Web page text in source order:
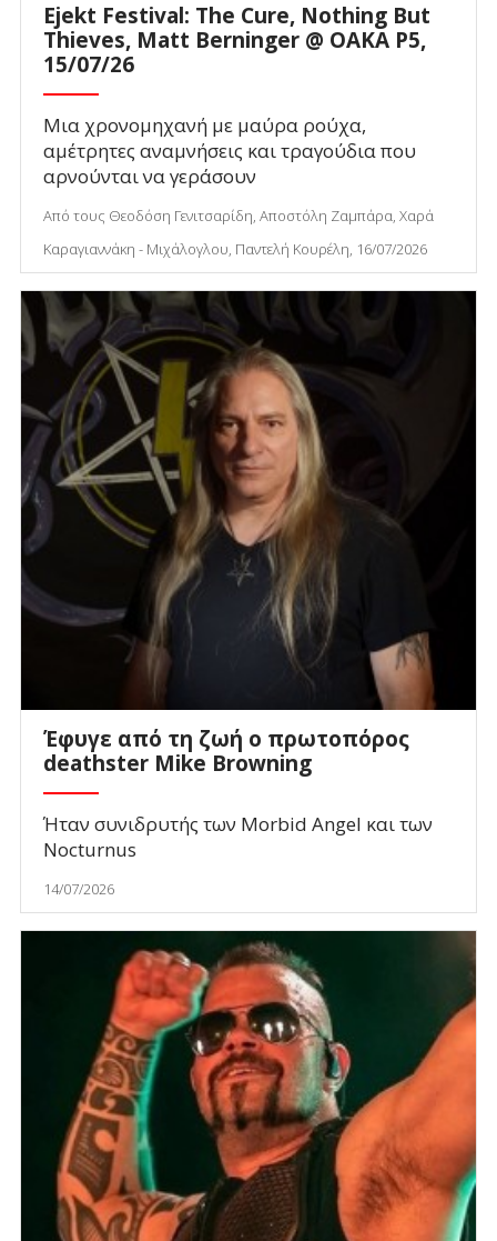
Ejekt Festival: The Cure, Nothing But
Thieves, Matt Berninger @ ΟΑΚΑ P5,
15/07/26
Μια χρονομηχανή με μαύρα ρούχα,
αμέτρητες αναμνήσεις και τραγούδια που
αρνούνται να γεράσουν
Από τους Θεοδόση Γενιτσαρίδη, Αποστόλη Ζαμπάρα, Χαρά
Καραγιαννάκη - Μιχάλογλου, Παντελή Κουρέλη, 16/07/2026
Έφυγε από τη ζωή ο πρωτοπόρος
deathster Mike Browning
Ήταν συνιδρυτής των Morbid Angel και των
Nocturnus
14/07/2026